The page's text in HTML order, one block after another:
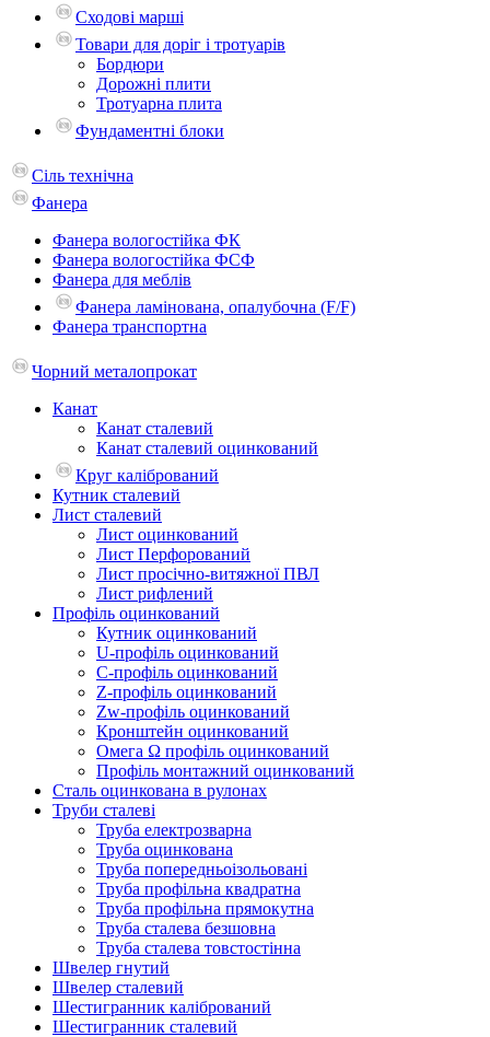
Сходові марші
Товари для доріг і тротуарів
Бордюри
Дорожні плити
Тротуарна плита
Фундаментні блоки
Сіль технічна
Фанера
Фанера вологостійка ФК
Фанера вологостійка ФСФ
Фанера для меблів
Фанера ламінована, опалубочна (F/F)
Фанера транспортна
Чорний металопрокат
Канат
Канат сталевий
Канат сталевий оцинкований
Круг калібрований
Кутник сталевий
Лист сталевий
Лист оцинкований
Лист Перфорований
Лист просічно-витяжної ПВЛ
Лист рифлений
Профіль оцинкований
Кутник оцинкований
U-профіль оцинкований
С-профіль оцинкований
Z-профіль оцинкований
Zw-профіль оцинкований
Кронштейн оцинкований
Омега Ω профіль оцинкований
Профіль монтажний оцинкований
Сталь оцинкована в рулонах
Труби сталеві
Труба електрозварна
Труба оцинкована
Труба попередньоізольовані
Труба профільна квадратна
Труба профільна прямокутна
Труба сталева безшовна
Труба сталева товстостінна
Швелер гнутий
Швелер сталевий
Шестигранник калібрований
Шестигранник сталевий